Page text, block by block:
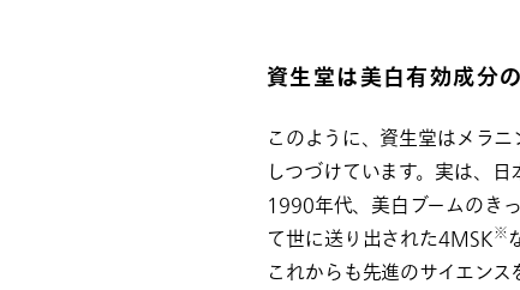
資生堂は美白有効成分
このように、資生堂はメラ
しつづけています。実は、
1990年代、美白ブームのき
て世に送り出された4MSK※
これからも先進のサイエン